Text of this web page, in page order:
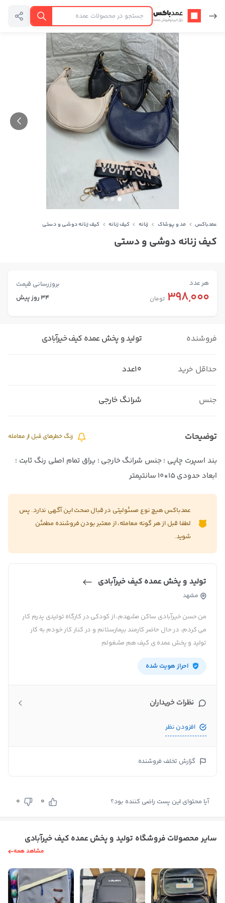
عمدباکس — بازگشت به صفحه اصلی
جستجو
عمدباکس مد و پوشاک زنانه کیف زنانه کیف زنانه دوشی و دستی
کیف زنانه دوشی و دستی
هر عدد بروزرسانی قیمت
398,000 تومان 34 روز پیش
فروشنده تولید و پخش عمده کیف خیرآبادی
حداقل خرید 10عدد
جنس شرانگ خارجی
توضیحات زنگ خطرهای قبل از معامله
بند اسپرت چاپی ؛ جنس شرانگ خارجی ؛ یراق تمام اصلی رنگ ثابت ؛
ابعاد حدودی 15*10 سانتیمتر
عمدباکس هیچ نوع مسئولیتی در قبال صحت این آگهی ندارد. پس
لطفا قبل از هر گونه معامله، از معتبر بودن فروشنده مطمئن
شوید.
تولید و پخش عمده کیف خیرآبادی
مشهد
من حسن خیرآبادی ساکن مشهدم، از کودکی در کارگاه تولیدی پدرم کار
می کردم، در حال حاضر کارمند بیمارستانم و در کنار کار خودم به کار
تولید و پخش عمده ی کیف هم مشغولم
احراز هویت شده
نظرات خریداران
افزودن نظر
گزارش تخلف فروشنده
آیا محتوای این پست راضی کننده بود؟ 0
0
سایر محصولات فروشگاه تولید و پخش عمده کیف خیرآبادی
مشاهد همه